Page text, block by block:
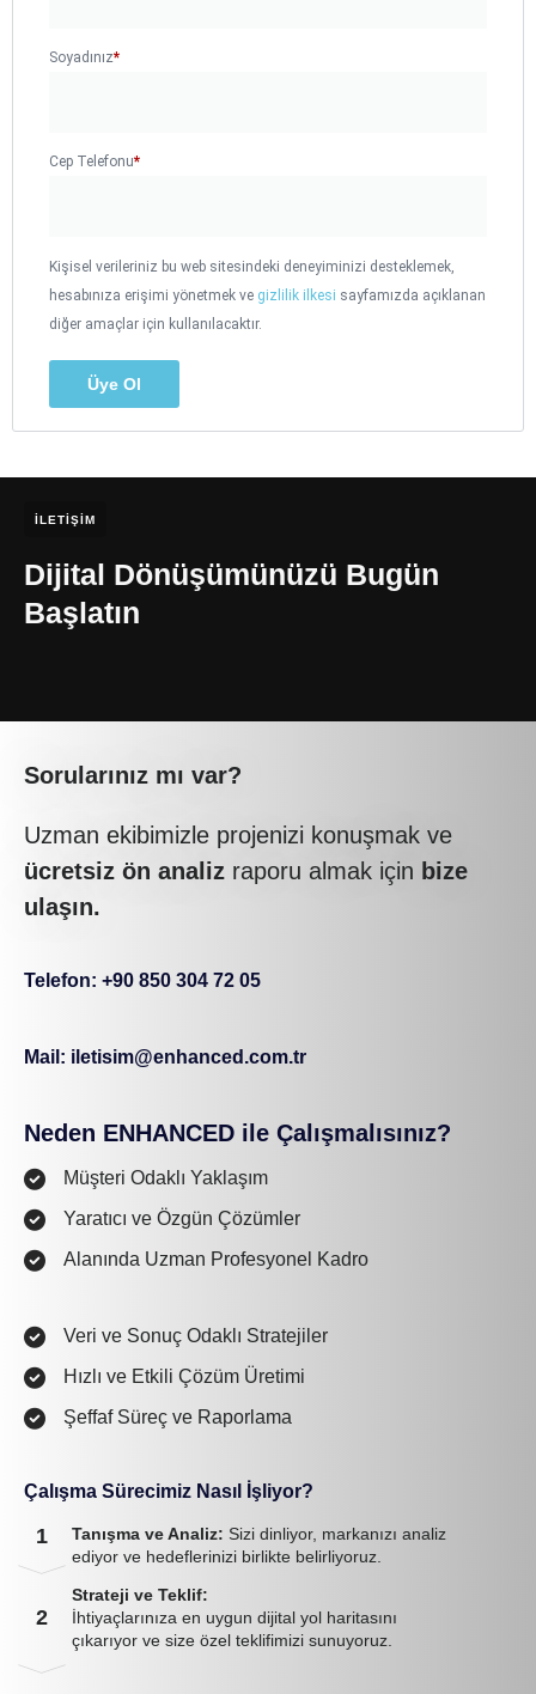
Soyadınız*
Cep Telefonu*
Kişisel verileriniz bu web sitesindeki deneyiminizi desteklemek,
hesabınıza erişimi yönetmek ve gizlilik ilkesi sayfamızda açıklanan
diğer amaçlar için kullanılacaktır.
Üye Ol
İLETIŞIM
Dijital Dönüşümünüzü Bugün
Başlatın
Sorularınız mı var?
Uzman ekibimizle projenizi konuşmak ve
ücretsiz ön analiz raporu almak için bize
ulaşın.
Telefon: +90 850 304 72 05
Mail: iletisim@enhanced.com.tr
Neden ENHANCED ile Çalışmalısınız?
Müşteri Odaklı Yaklaşım
Yaratıcı ve Özgün Çözümler
Alanında Uzman Profesyonel Kadro
Veri ve Sonuç Odaklı Stratejiler
Hızlı ve Etkili Çözüm Üretimi
Şeffaf Süreç ve Raporlama
Çalışma Sürecimiz Nasıl İşliyor?
1 Tanışma ve Analiz: Sizi dinliyor, markanızı analiz
ediyor ve hedeflerinizi birlikte belirliyoruz.
2
Strateji ve Teklif:
İhtiyaçlarınıza en uygun dijital yol haritasını
çıkarıyor ve size özel teklifimizi sunuyoruz.